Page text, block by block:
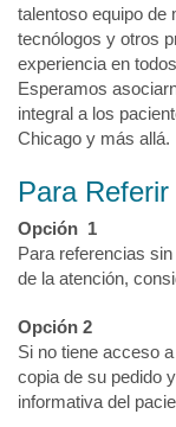
talentoso equipo de
tecnólogos y otros
experiencia en
Esperamos
integral a los
Chicago y más allá.
Para
Opción 1
Para referencias
de la atención,
Opción 2
Si no tiene acceso a
copia de su pedido
informativa del